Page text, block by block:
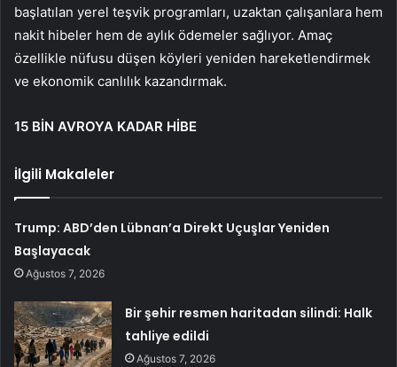
başlatılan yerel teşvik programları, uzaktan çalışanlara hem
nakit hibeler hem de aylık ödemeler sağlıyor. Amaç
özellikle nüfusu düşen köyleri yeniden hareketlendirmek
ve ekonomik canlılık kazandırmak.
15 BİN AVROYA KADAR HİBE
İlgili Makaleler
Trump: ABD’den Lübnan’a Direkt Uçuşlar Yeniden
Başlayacak
Ağustos 7, 2026
Bir şehir resmen haritadan silindi: Halk
tahliye edildi
Ağustos 7, 2026